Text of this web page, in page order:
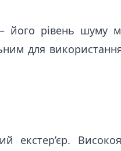
його рівень шуму
для
екстер’єр.